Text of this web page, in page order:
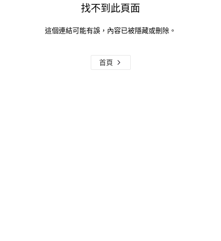
找不到此頁面
這個連結可能有誤，內容已被隱藏或刪除。
首頁